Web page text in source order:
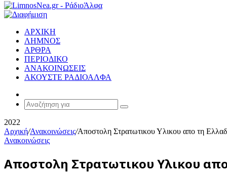
ΑΡΧΙΚΗ
ΛΗΜΝΟΣ
ΑΡΘΡΑ
ΠΕΡΙΟΔΙΚΟ
ΑΝΑΚΟΙΝΩΣΕΙΣ
ΑΚΟΥΣΤΕ ΡΑΔΙΟΑΛΦΑ
Article
Αναζήτηση
2022
Αρχική/Ανακοινώσεις/Αποστολη Στρατωτικου Υλικου απο τη
Ανακοινώσεις
Αποστολη Στρατωτικου Υλικου